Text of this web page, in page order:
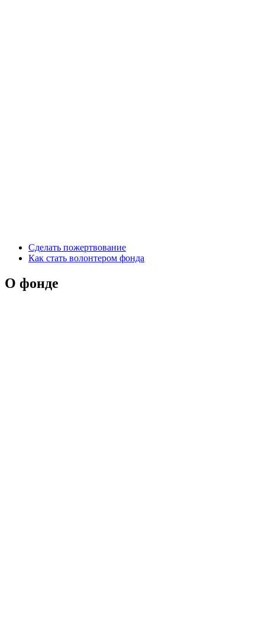
Сделать пожертвование
Как стать волонтером фонда
О фонде